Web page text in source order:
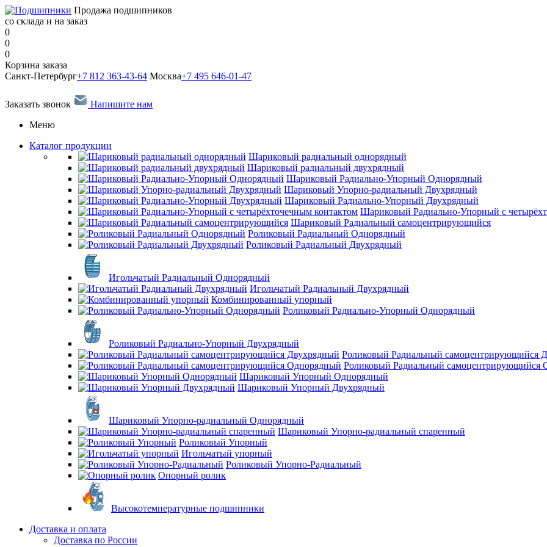
Продажа подшипников
со склада и на заказ
0
0
0
Корзина заказа
Санкт-Петербург+7 812 363-43-64 Москва+7 495 646-01-47
Заказать звонок
Напишите нам
Меню
Каталог продукции
Шариковый радиальный однорядный
Шариковый радиальный двухрядный
Шариковый Радиально-Упорный Однорядный
Шариковый Упорно-радиальный Двухрядный
Шариковый Радиально-Упорный Двухрядный
Шариковый Радиально-Упорный с
Шариковый Радиальный самоцентрирующийся
Роликовый Радиальный Однорядный
Роликовый Радиальный Двухрядный
Игольчатый Радиальный Однорядный
Игольчатый Радиальный Двухрядный
Комбинированный упорный
Роликовый Радиально-Упорный Однорядный
Роликовый Радиально-Упорный Двухрядный
Роликовый Радиальный самоцентрирующийся
Роликовый Радиальный самоцентрирующийся
Шариковый Упорный Однорядный
Шариковый Упорный Двухрядный
Шариковый Упорно-радиальный Однорядный
Шариковый Упорно-радиальный спаренный
Роликовый Упорный
Игольчатый упорный
Роликовый Упорно-Радиальный
Опорный ролик
Высокотемпературные подшипники
Доставка и оплата
Доставка по России